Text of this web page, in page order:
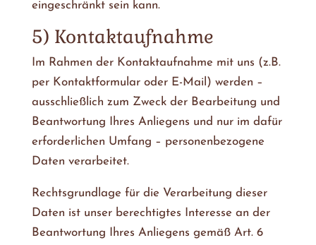
eingeschränkt sein kann.
5) Kontaktaufnahme
Im Rahmen der Kontaktaufnahme mit uns (z.B.
per Kontaktformular oder E-Mail) werden –
ausschließlich zum Zweck der Bearbeitung und
Beantwortung Ihres Anliegens und nur im dafür
erforderlichen Umfang – personenbezogene
Daten verarbeitet.
Rechtsgrundlage für die Verarbeitung dieser
Daten ist unser berechtigtes Interesse an der
Beantwortung Ihres Anliegens gemäß Art. 6